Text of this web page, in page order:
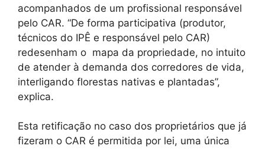
acompanhados de um profissional responsável
pelo CAR. “De forma participativa (produtor,
técnicos do IPÊ e responsável pelo CAR)
redesenham o mapa da propriedade, no intuito
de atender à demanda dos corredores de vida,
interligando florestas nativas e plantadas”,
explica.
Esta retificação no caso dos proprietários que já
fizeram o CAR é permitida por lei, uma única